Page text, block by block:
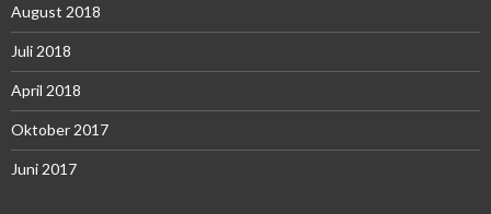
August 2018
Juli 2018
April 2018
Oktober 2017
Juni 2017